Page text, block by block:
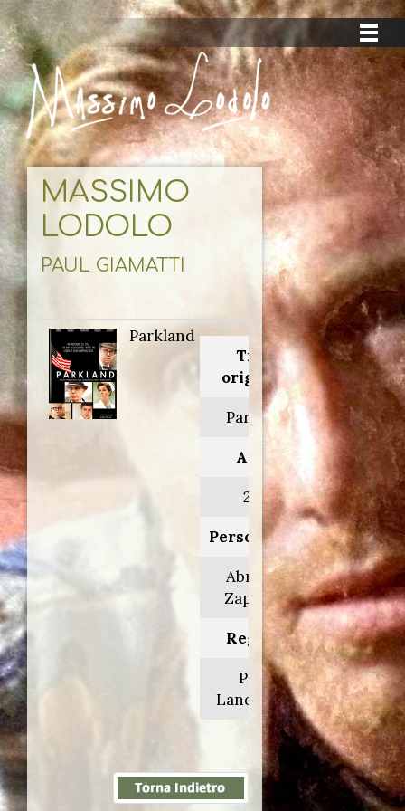
MASSIMO
LODOLO
PAUL GIAMATTI
Parkland
Titolo
originale:
Parkland
Anno:
2013
Personaggio:
Abraham
Zapruder
Regia di:
Peter
Landesman